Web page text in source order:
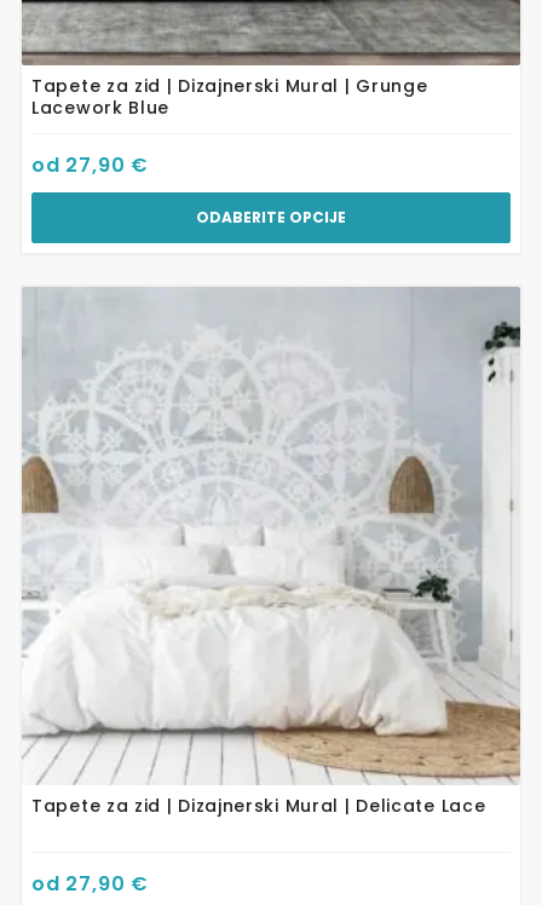
Tapete za zid | Dizajnerski Mural | Grunge
Lacework Blue
od 27,90 €
ODABERITE OPCIJE
Tapete za zid | Dizajnerski Mural | Delicate Lace
od 27,90 €
varijanti.
Opcije
se
mogu
odabrati
stranici
proizvoda